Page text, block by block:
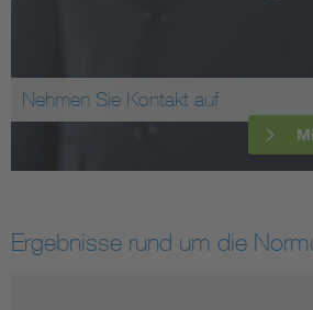
Nehmen Sie Kontakt auf
Ergebnisse rund um die